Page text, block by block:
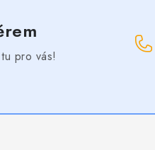
pro vás!